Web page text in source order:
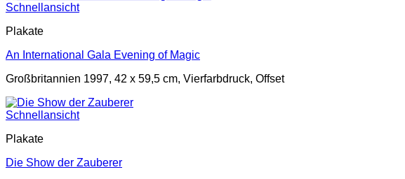
Schnellansicht
Plakate
An International Gala Evening of Magic
Großbritannien 1997, 42 x 59,5 cm, Vierfarbdruck, Offset
Schnellansicht
Plakate
Die Show der Zauberer